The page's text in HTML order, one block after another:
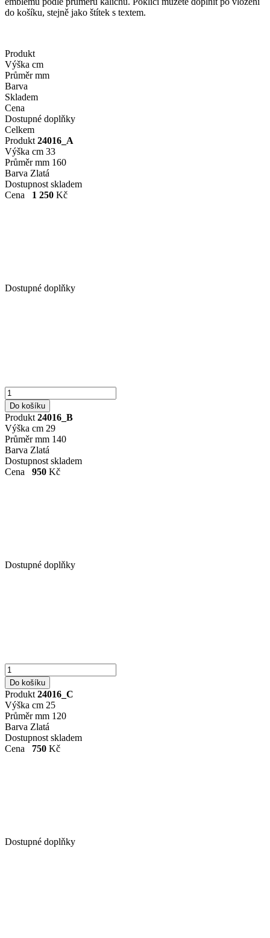
do košíku, stejně jako štítek s textem.
Produkt
Výška cm
Průměr mm
Barva
Skladem
Cena
Dostupné doplňky
Celkem
Produkt 24016_A
Výška cm 33
Průměr mm 160
Barva Zlatá
Dostupnost skladem
Cena
1 250 Kč
Dostupné doplňky
Produkt 24016_B
Výška cm 29
Průměr mm 140
Barva Zlatá
Dostupnost skladem
Cena
950 Kč
Dostupné doplňky
Produkt 24016_C
Výška cm 25
Průměr mm 120
Barva Zlatá
Dostupnost skladem
Cena
750 Kč
Dostupné doplňky